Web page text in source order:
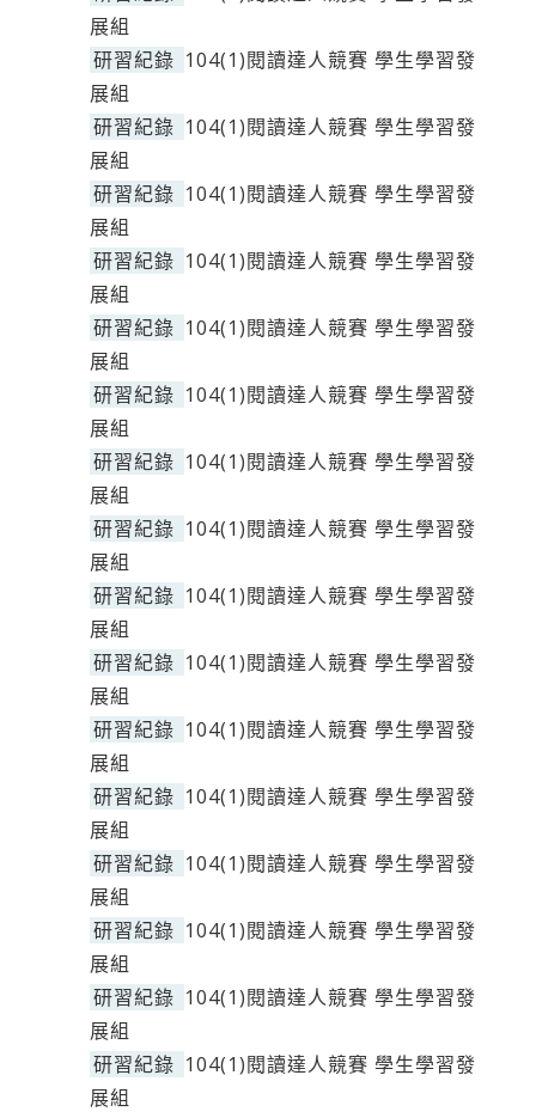
展組
研習紀錄 104(1)閱讀達人競賽 學生學習發
展組
研習紀錄 104(1)閱讀達人競賽 學生學習發
展組
研習紀錄 104(1)閱讀達人競賽 學生學習發
展組
研習紀錄 104(1)閱讀達人競賽 學生學習發
展組
研習紀錄 104(1)閱讀達人競賽 學生學習發
展組
研習紀錄 104(1)閱讀達人競賽 學生學習發
展組
研習紀錄 104(1)閱讀達人競賽 學生學習發
展組
研習紀錄 104(1)閱讀達人競賽 學生學習發
展組
研習紀錄 104(1)閱讀達人競賽 學生學習發
展組
研習紀錄 104(1)閱讀達人競賽 學生學習發
展組
研習紀錄 104(1)閱讀達人競賽 學生學習發
展組
研習紀錄 104(1)閱讀達人競賽 學生學習發
展組
研習紀錄 104(1)閱讀達人競賽 學生學習發
展組
研習紀錄 104(1)閱讀達人競賽 學生學習發
展組
研習紀錄 104(1)閱讀達人競賽 學生學習發
展組
研習紀錄 104(1)閱讀達人競賽 學生學習發
展組